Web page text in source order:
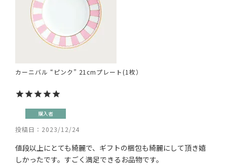
カーニバル “ピンク” 21cmプレート(1枚）
購入者
投稿日 2023/12/24
値段以上にとても綺麗で、ギフトの梱包も綺麗にして頂き嬉
しかったです。すごく満足できるお品物です。